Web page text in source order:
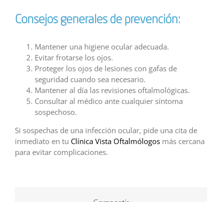
Consejos generales de prevención:
Mantener una higiene ocular adecuada.
Evitar frotarse los ojos.
Proteger los ojos de lesiones con gafas de
seguridad cuando sea necesario.
Mantener al día las revisiones oftalmológicas.
Consultar al médico ante cualquier síntoma
sospechoso.
Si sospechas de una infección ocular, pide una cita de
inmediato en tu Clínica Vista Oftalmólogos más cercana
para evitar complicaciones.